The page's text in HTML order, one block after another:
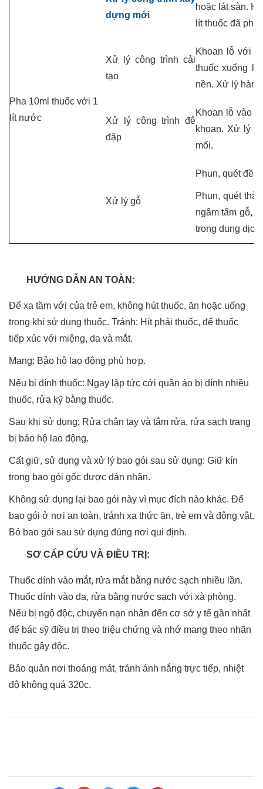
Pha 10ml thuốc với 1
lít nước
dựng mới
hoặc lát sàn.
lít thuốc đã
Xử lý công trình cải
tạo
Khoan lỗ với
thuốc xuống
nền. Xử lý
Xử lý công trình đê
đập
Khoan lỗ vào
khoan. Xử lý
mối.
Xử lý gỗ
Phun, quét đều
Phun, quét
ngâm tẩm gỗ,
trong dung
HƯỚNG DẪN AN TOÀN:
Để xa tầm với của trẻ em, không hút thuốc, ăn hoặc uống
trong khi sử dụng thuốc. Tránh: Hít phải thuốc, để thuốc
tiếp xúc với miệng, da và mắt.
Mang: Bảo hộ lao động phù hợp.
Nếu bị dính thuốc: Ngay lập tức cởi quần áo bị dính nhiều
thuốc, rửa kỹ bằng thuốc.
Sau khi sử dụng: Rửa chân tay và tắm rửa, rửa sạch trang
bị bảo hộ lao động.
Cất giữ, sử dụng và xử lý bao gói sau sử dụng: Giữ kín
trong bao gói gốc được dán nhãn.
Không sử dụng lại bao gói này vì mục đích nào khác. Để
bao gói ở nơi an toàn, tránh xa thức ăn, trẻ em và động vật.
Bỏ bao gói sau sử dụng đúng nơi qui định.
SƠ CẤP CỨU VÀ ĐIỀU TRỊ:
Thuốc dính vào mắt, rửa mắt bằng nước sạch nhiều lần.
Thuốc dính vào da, rửa bằng nước sạch với xà phòng.
Nếu bị ngộ độc, chuyển nạn nhân đến cơ sở y tế gần nhất
để bác sỹ điều trị theo triệu chứng và nhớ mang theo nhãn
thuốc gây độc.
Bảo quản nơi thoáng mát, tránh ánh nắng trực tiếp, nhiệt
độ không quá 320c.